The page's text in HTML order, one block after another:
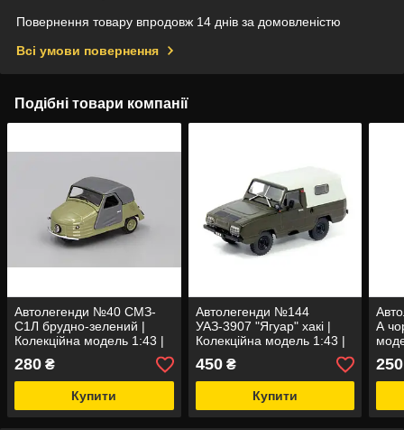
Повернення товару впродовж 14 днів за домовленістю
Всі умови повернення
Подібні товари компанії
Автолегенди №40 СМЗ-
С1Л брудно-зелений |
Колекційна модель 1:43 |
DeAgostini
280 ₴
Купити
Автолегенди №144
УАЗ-3907 "Ягуар" хакі |
Колекційна модель 1:43 |
DeAgostini
450₴
Купити
А
250